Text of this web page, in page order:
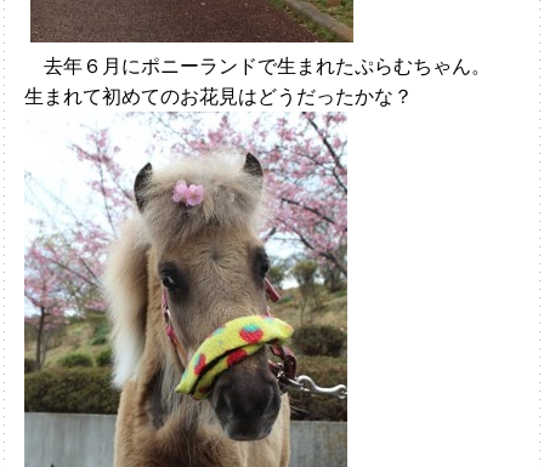
去年６月にポニーランドで生まれたぷらむちゃん。
生まれて初めてのお花見はどうだったかな？